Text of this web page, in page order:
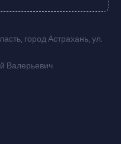
, город Астрахань, ул.
Валерьевич